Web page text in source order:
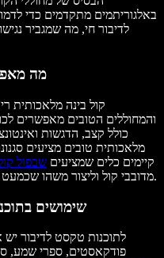
באלגוריתמים מתקדמים כדי
לדיבור חי, מה שמגביר
מה
קול בינה מלאכותית
והמחוללים הטובים מאפשרים
כולל קצב, הדגשות
מלאכותית טובים מציעים
קיימים כלים שמציעים שכפול
מדובבי קול וליצור משהו שכמעט לא ניתן להבחין בינו לבין המקור האנושי.
שימושים
לתוכנות טקסט לדיבור יש
פודקאסטים, ספרי שמע,